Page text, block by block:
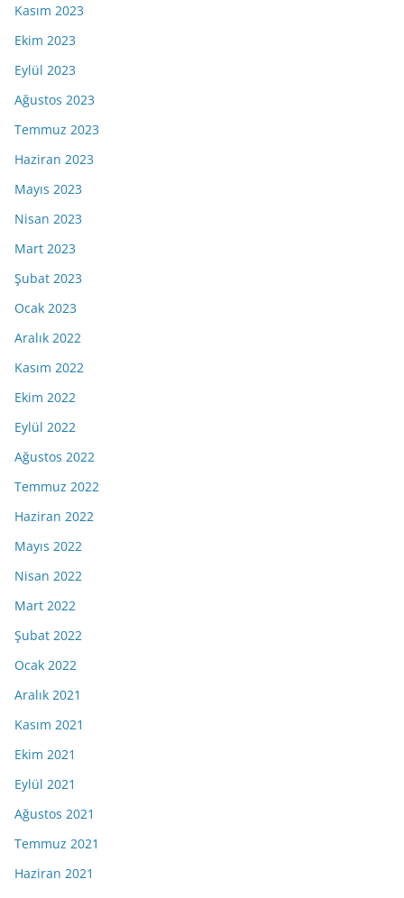
Kasım 2023
Ekim 2023
Eylül 2023
Ağustos 2023
Temmuz 2023
Haziran 2023
Mayıs 2023
Nisan 2023
Mart 2023
Şubat 2023
Ocak 2023
Aralık 2022
Kasım 2022
Ekim 2022
Eylül 2022
Ağustos 2022
Temmuz 2022
Haziran 2022
Mayıs 2022
Nisan 2022
Mart 2022
Şubat 2022
Ocak 2022
Aralık 2021
Kasım 2021
Ekim 2021
Eylül 2021
Ağustos 2021
Temmuz 2021
Haziran 2021